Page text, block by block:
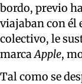
bordo, previo
viajaban con él
colectivo, le
marca Apple,
Tal como se